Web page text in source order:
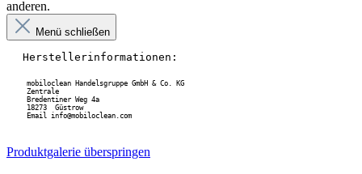
anderen.
Menü schließen
Herstellerinformationen:
mobiloclean Handelsgruppe GmbH & Co. KG
Zentrale
Bredentiner Weg 4a
18273  Güstrow
Email info@mobiloclean.com
Produktgalerie überspringen